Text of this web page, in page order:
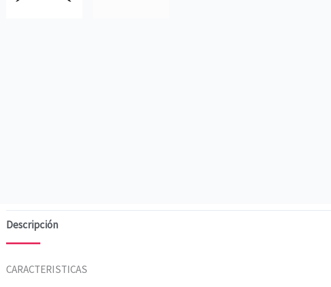
Descripción
CARACTERISTICAS